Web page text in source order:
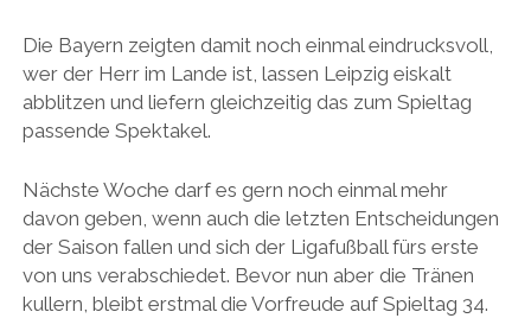
Die Bayern zeigten damit noch einmal eindrucksvoll,
wer der Herr im Lande ist, lassen Leipzig eiskalt
abblitzen und liefern gleichzeitig das zum Spieltag
passende Spektakel.
Nächste Woche darf es gern noch einmal mehr
davon geben, wenn auch die letzten Entscheidungen
der Saison fallen und sich der Ligafußball fürs erste
von uns verabschiedet. Bevor nun aber die Tränen
kullern, bleibt erstmal die Vorfreude auf Spieltag 34.